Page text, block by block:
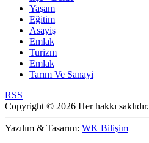
Yaşam
Eğitim
Asayiş
Emlak
Turizm
Emlak
Tarım Ve Sanayi
RSS
Copyright © 2026 Her hakkı saklıdır.
Yazılım & Tasarım: WK Bilişim